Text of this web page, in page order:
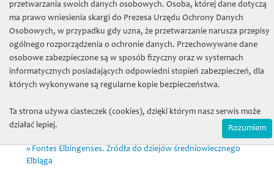
Średniowieczne rachunki kościołów toruńskich - opracowanie,
edycja, digitalizacja
Atlas historyczny miast polskich, t. 1: Prusy Królewskie i
Warmia, t. 3: Mazury, t. 4: Śląsk, t. 5: Małopolska
Normowanie miejskiej rzeczywistości w Toruniu w
Zapomniany Krajobraz. W poszukiwaniu dziedzictwa
archeologicznego w lasach ziemi chełmińskiej
Fontes Elbingenses. Źródła do dziejów średniowiecznego
Elbląga
przetwarzania swoich danych osobowych. Osoba, której dane dotyczą
ma prawo wniesienia skargi do Prezesa Urzędu Ochrony Danych
Osobowych, w przypadku gdy uzna, że przetwarzanie narusza przepisy
ogólnego rozporządzenia o ochronie danych. Przechowywane dane
osobowe zabezpieczone są w sposób fizyczny oraz w systemach
informatycznych posiadających odpowiedni stopień zabezpieczeń, dla
których wykonywane są regularne kopie bezpieczeństwa.
Ta strona używa ciasteczek (cookies), dzięki którym nasz serwis może
działać lepiej.
Rozumiem